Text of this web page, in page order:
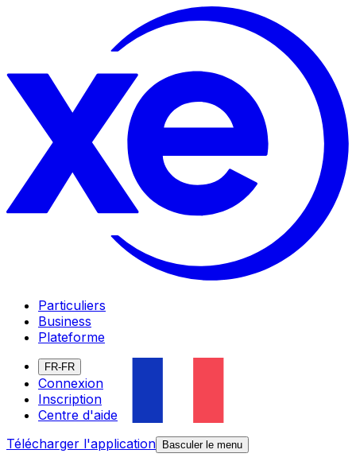
Particuliers
Business
Plateforme
FR-FR
Connexion
Inscription
Centre d'aide
Télécharger l'application
Basculer le menu